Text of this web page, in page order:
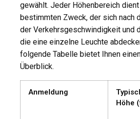
gewählt. Jeder Höhenbereich
bestimmten Zweck, der sich nach
der Verkehrsgeschwindigkeit und
die eine einzelne Leuchte
folgende Tabelle bietet Ihnen
Überblick.
Anmeldung
Höhe